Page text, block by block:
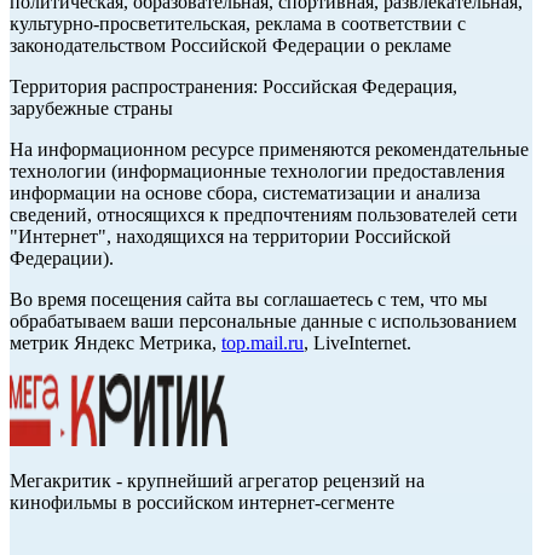
культурно-просветительская, реклама в соответствии с
законодательством Российской Федерации о рекламе
Территория распространения: Российская Федерация,
зарубежные страны
На информационном ресурсе применяются рекомендательные
технологии (информационные технологии предоставления
информации на основе сбора, систематизации и анализа
сведений, относящихся к предпочтениям пользователей сети
"Интернет", находящихся на территории Российской
Федерации).
Во время посещения сайта вы соглашаетесь с тем, что мы
обрабатываем ваши персональные данные с использованием
метрик Яндекс Метрика, top.mail.ru, LiveInternet.
Мегакритик - крупнейший агрегатор рецензий на
кинофильмы в российском интернет-сегменте